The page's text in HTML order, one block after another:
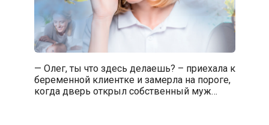
— Олег, ты что здесь делаешь? – приехала к
беременной клиентке и замерла на пороге,
когда дверь открыл собственный муж…